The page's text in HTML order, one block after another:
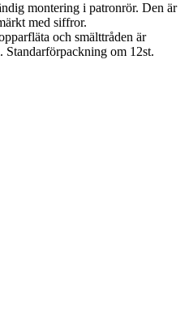
montering i patronrör. Den är
med siffror.
och smälttråden är
om 12st.